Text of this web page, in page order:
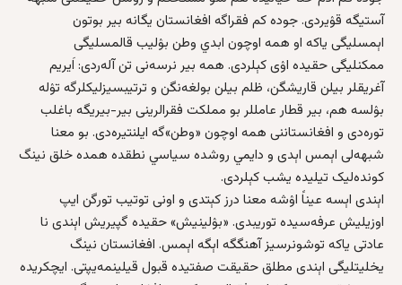
آستیگه قۉیردی. جوده‌ کم فقراگه افغانستان یگانه‌ بیر بوتون
اېمسلیگی یاکه او همه‌ اوچون ابدي وطن بۉلیب قالمسلیگی
ممکنلیگی حقیده اۉی کېلردی. همه‌ بیر نرسه‌نی تن آله‌ردی: اَیریم
آغریقلر بیلن قاریشگن، ظلم بیلن بولغه‌نگن و ترتیبسیزلیکلرگه تۉله‌
بۉلسه هم، بیر قطار عامللر بو مملکت فقرالرینی بیر-بیریگه باغلب
توره‌دی و افغانستاننی همه‌ اوچون «وطن»گه ایلنتیره‌دی. بو معنا
شبهه‌لی اېمس اېدی و دایمي روشده سیاسي نطقده همده‌ خلق نینگ
کونده‌لیک تیلیده یشب کېلردی.
اېندی اېسه عیناً اۉشه‌ معنا درز کېتدی و اونی توتیب تورگن ایپ
اوزیلیش عرفه‌سیده توریبدی. «بۉلینیش» حقیده گپیریش اېندی نا
عادتی یاکه توشونرسیز آهنگگه اېگه‌ اېمس. افغانستان نینگ
یخلیتلیگی اېندی مطلق حقیقت صفتیده قبول قیلینمه‌یپتی. ایچکریده